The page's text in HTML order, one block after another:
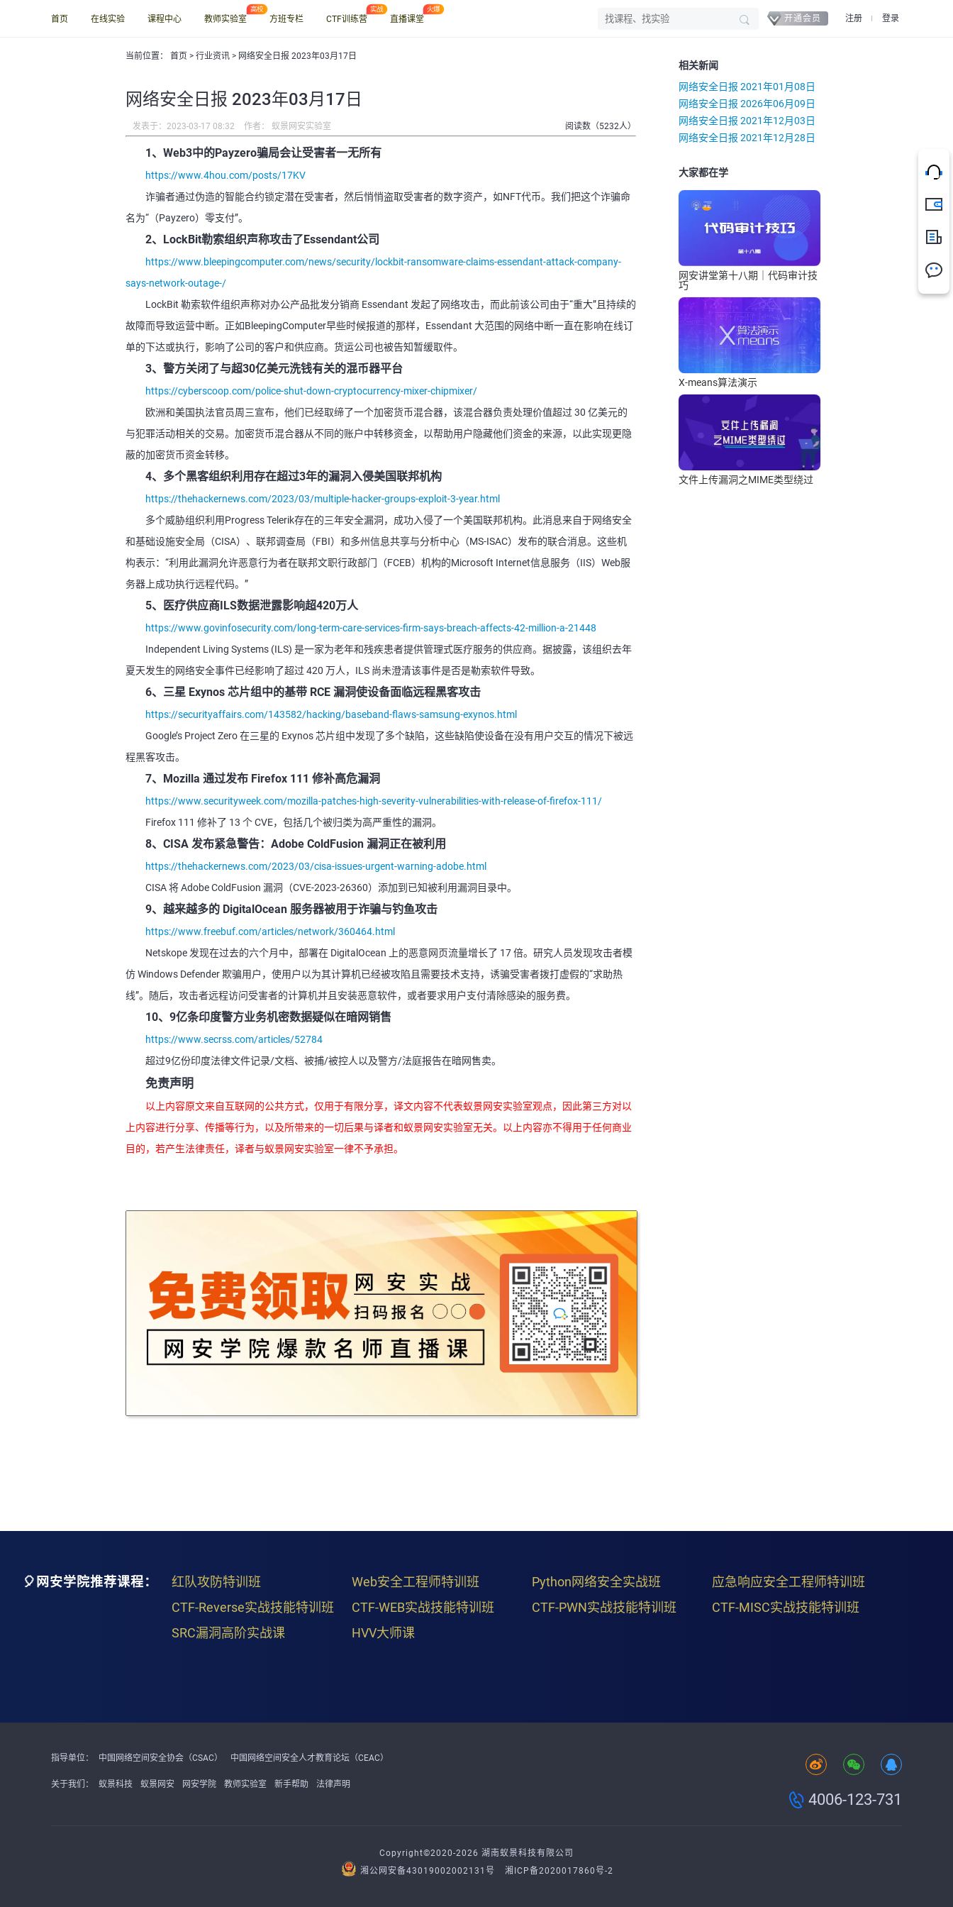
首页 在线实验 课程中心 教师实验室 方班专栏 CTF训练营 直播课堂 开通会员 注册 登录
当前位置： 首页 > 行业资讯 > 网络安全日报 2023年03月17日
网络安全日报 2023年03月17日
发表于：2023-03-17 08:32 作者： 蚁景网安实验室 阅读数（5232人）
1、Web3中的Payzero骗局会让受害者一无所有
https://www.4hou.com/posts/17KV
诈骗者通过伪造的智能合约锁定潜在受害者，然后悄悄盗取受害者的数字资产，如NFT代币。我们把这个诈骗命
名为“（Payzero）零支付”。
2、LockBit勒索组织声称攻击了Essendant公司
https://www.bleepingcomputer.com/news/security/lockbit-ransomware-claims-essendant-attack-company-
says-network-outage-/
LockBit 勒索软件组织声称对办公产品批发分销商 Essendant 发起了网络攻击，而此前该公司由于“重大”且持续的
故障而导致运营中断。正如BleepingComputer早些时候报道的那样，Essendant 大范围的网络中断一直在影响在线订
单的下达或执行，影响了公司的客户和供应商。货运公司也被告知暂缓取件。
3、警方关闭了与超30亿美元洗钱有关的混币器平台
https://cyberscoop.com/police-shut-down-cryptocurrency-mixer-chipmixer/
欧洲和美国执法官员周三宣布，他们已经取缔了一个加密货币混合器，该混合器负责处理价值超过 30 亿美元的
与犯罪活动相关的交易。加密货币混合器从不同的账户中转移资金，以帮助用户隐藏他们资金的来源，以此实现更隐
蔽的加密货币资金转移。
4、多个黑客组织利用存在超过3年的漏洞入侵美国联邦机构
https://thehackernews.com/2023/03/multiple-hacker-groups-exploit-3-year.html
多个威胁组织利用Progress Telerik存在的三年安全漏洞，成功入侵了一个美国联邦机构。此消息来自于网络安全
和基础设施安全局（CISA）、联邦调查局（FBI）和多州信息共享与分析中心（MS-ISAC）发布的联合消息。这些机
构表示：“利用此漏洞允许恶意行为者在联邦文职行政部门（FCEB）机构的Microsoft Internet信息服务（IIS）Web服
务器上成功执行远程代码。”
5、医疗供应商ILS数据泄露影响超420万人
https://www.govinfosecurity.com/long-term-care-services-firm-says-breach-affects-42-million-a-21448
Independent Living Systems (ILS) 是一家为老年和残疾患者提供管理式医疗服务的供应商。据披露，该组织去年
夏天发生的网络安全事件已经影响了超过 420 万人，ILS 尚未澄清该事件是否是勒索软件导致。
6、三星 Exynos 芯片组中的基带 RCE 漏洞使设备面临远程黑客攻击
https://securityaffairs.com/143582/hacking/baseband-flaws-samsung-exynos.html
Google’s Project Zero 在三星的 Exynos 芯片组中发现了多个缺陷，这些缺陷使设备在没有用户交互的情况下被远
程黑客攻击。
7、Mozilla 通过发布 Firefox 111 修补高危漏洞
https://www.securityweek.com/mozilla-patches-high-severity-vulnerabilities-with-release-of-firefox-111/
Firefox 111 修补了 13 个 CVE，包括几个被归类为高严重性的漏洞。
8、CISA 发布紧急警告：Adobe ColdFusion 漏洞正在被利用
https://thehackernews.com/2023/03/cisa-issues-urgent-warning-adobe.html
CISA 将 Adobe ColdFusion 漏洞（CVE-2023-26360）添加到已知被利用漏洞目录中。
9、越来越多的 DigitalOcean 服务器被用于诈骗与钓鱼攻击
https://www.freebuf.com/articles/network/360464.html
Netskope 发现在过去的六个月中，部署在 DigitalOcean 上的恶意网页流量增长了 17 倍。研究人员发现攻击者模
仿 Windows Defender 欺骗用户，使用户以为其计算机已经被攻陷且需要技术支持，诱骗受害者拨打虚假的“求助热
线”。随后，攻击者远程访问受害者的计算机并且安装恶意软件，或者要求用户支付清除感染的服务费。
10、9亿条印度警方业务机密数据疑似在暗网销售
https://www.secrss.com/articles/52784
超过9亿份印度法律文件记录/文档、被捕/被控人以及警方/法庭报告在暗网售卖。
免责声明
以上内容原文来自互联网的公共方式，仅用于有限分享，译文内容不代表蚁景网安实验室观点，因此第三方对以
上内容进行分享、传播等行为，以及所带来的一切后果与译者和蚁景网安实验室无关。以上内容亦不得用于任何商业
目的，若产生法律责任，译者与蚁景网安实验室一律不予承担。
相关新闻
网络安全日报 2021年01月08日
网络安全日报 2026年06月09日
网络安全日报 2021年12月03日
网络安全日报 2021年12月28日
大家都在学
网安讲堂第十八期｜代码审计技
巧
X-means算法演示
文件上传漏洞之MIME类型绕过
🎈网安学院推荐课程： 红队攻防特训班 Web安全工程师特训班 Python网络安全实战班
应急响应安全工程师特训班
CTF-Reverse实战技能特训班
CTF-WEB实战技能特训班 CTF-PWN实战技能特训班
CTF-MISC实战技能特训班
SRC漏洞高阶实战课
HVV大师课
指导单位： 中国网络空间安全协会（CSAC） 中国网络空间安全人才教育论坛（CEAC）
关于我们： 蚁景科技 蚁景网安 网安学院 教师实验室 新手帮助 法律声明
4006-123-731
Copyright©2020-2026 湖南蚁景科技有限公司
湘公网安备43019002002131号
湘ICP备2020017860号-2